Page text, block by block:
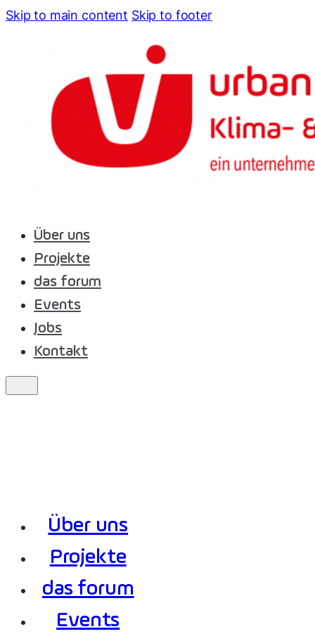
Skip to main content Skip to footer
Über uns
Projekte
das forum
Events
Jobs
Kontakt
Über uns
Projekte
das forum
Events